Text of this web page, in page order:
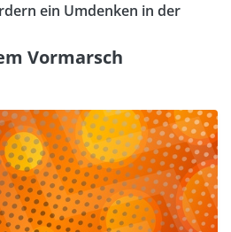
ein Umdenken in der
Vormarsch